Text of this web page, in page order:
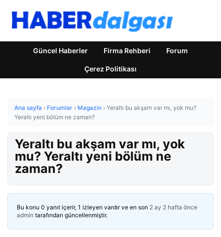
Güncel Haberler Firma Rehberi Forum
Çerez Politikası
Ana sayfa › Forumlar › Magazin › Yeraltı bu akşam var mı, yok mu?
Yeraltı yeni bölüm ne zaman?
Yeraltı bu akşam var mı, yok
mu? Yeraltı yeni bölüm ne
zaman?
Bu konu 0 yanıt içerir, 1 izleyen vardır ve en son 2 ay 2 hafta önce
admin tarafından güncellenmiştir.